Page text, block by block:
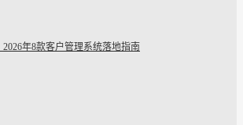
年8款客户管理系统落地指南